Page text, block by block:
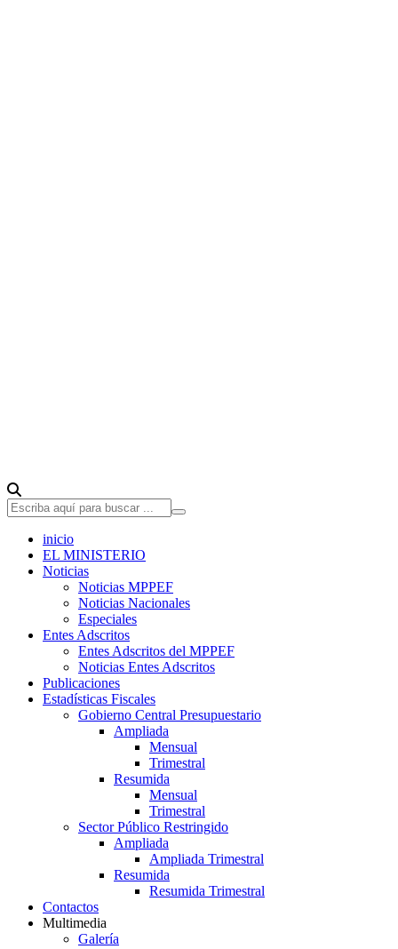
inicio
EL MINISTERIO
Noticias
Noticias MPPEF
Noticias Nacionales
Especiales
Entes Adscritos
Entes Adscritos del MPPEF
Noticias Entes Adscritos
Publicaciones
Estadísticas Fiscales
Gobierno Central Presupuestario
Ampliada
Mensual
Trimestral
Resumida
Mensual
Trimestral
Sector Público Restringido
Ampliada
Ampliada Trimestral
Resumida
Resumida Trimestral
Contactos
Multimedia
Galería